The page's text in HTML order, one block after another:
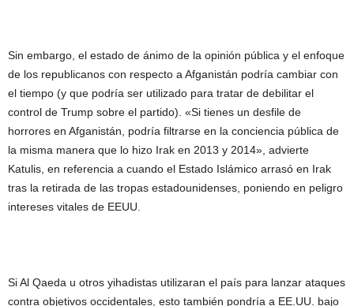
Sin embargo, el estado de ánimo de la opinión pública y el enfoque
de los republicanos con respecto a Afganistán podría cambiar con
el tiempo (y que podría ser utilizado para tratar de debilitar el
control de Trump sobre el partido). «Si tienes un desfile de
horrores en Afganistán, podría filtrarse en la conciencia pública de
la misma manera que lo hizo Irak en 2013 y 2014», advierte
Katulis, en referencia a cuando el Estado Islámico arrasó en Irak
tras la retirada de las tropas estadounidenses, poniendo en peligro
intereses vitales de EEUU.
Si Al Qaeda u otros yihadistas utilizaran el país para lanzar ataques
contra objetivos occidentales, esto también pondría a EE.UU. bajo